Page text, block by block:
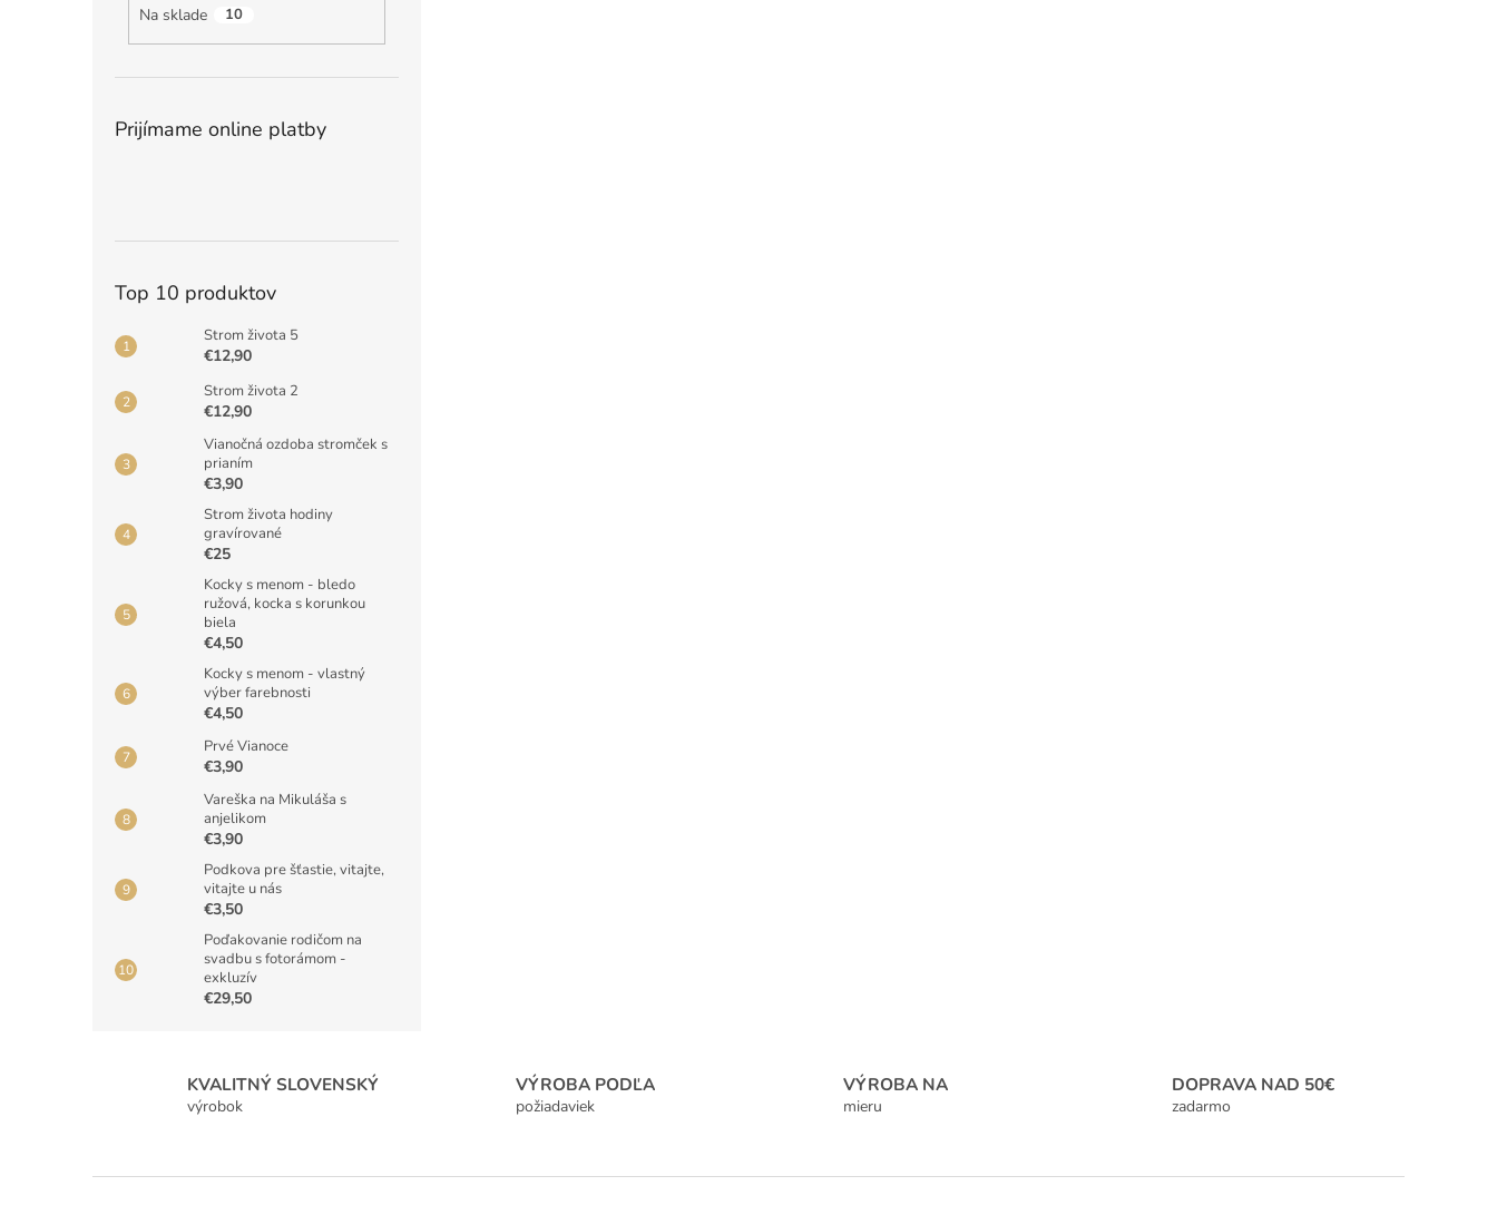
Na sklade 10
Prijímame online platby
Top 10 produktov
Strom života 5
€12,90
Strom života 2
€12,90
Vianočná ozdoba stromček s
prianím
€3,90
Strom života hodiny
gravírované
€25
Kocky s menom - bledo
ružová, kocka s korunkou
biela
€4,50
Kocky s menom - vlastný
výber farebnosti
€4,50
Prvé Vianoce
€3,90
Vareška na Mikuláša s
anjelikom
€3,90
Podkova pre šťastie, vitajte,
vitajte u nás
€3,50
Poďakovanie rodičom na
svadbu s fotorámom -
exkluzív
€29,50
KVALITNÝ SLOVENSKÝ
výrobok
VÝROBA PODĽA
požiadaviek
VÝROBA NA
mieru
DOPRAVA NAD 50€
zadarmo